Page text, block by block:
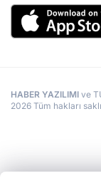
HABER YAZILIMI ve
2026 Tüm hakları